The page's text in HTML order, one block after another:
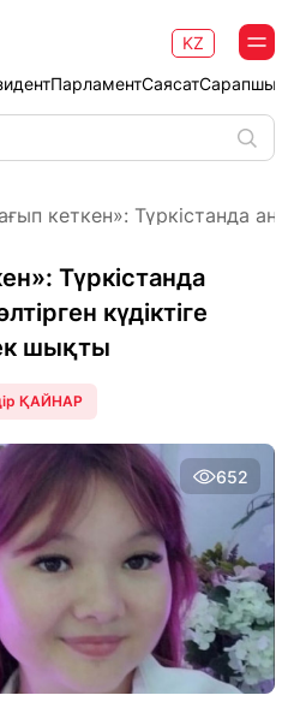
ПарламентСаясат
KZ
кеткен»: Түркістанда
Түркістанда
күдіктіге
шықты
ҚАЙНАР
652